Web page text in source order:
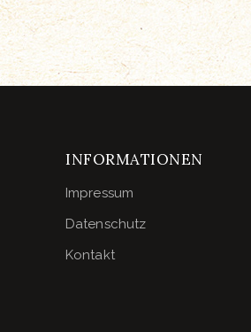
INFORMATIONEN
Impressum
Datenschutz
Kontakt